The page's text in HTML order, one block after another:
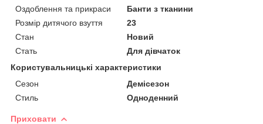
Оздоблення та прикраси
Банти з тканини
Розмір дитячого взуття
23
Стан
Новий
Стать
Для дівчаток
Користувальницькі характеристики
Сезон
Демісезон
Стиль
Одноденний
Приховати